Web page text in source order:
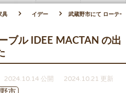
具 イデー 武蔵野市にて ローテ
ブル IDEE MACTAN の出
2024.10.14 公開
2024.10.21 更新